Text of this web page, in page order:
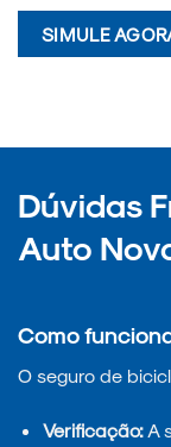
SIMULE
Dúvidas
Auto
Como
O seguro de
Verificação:A